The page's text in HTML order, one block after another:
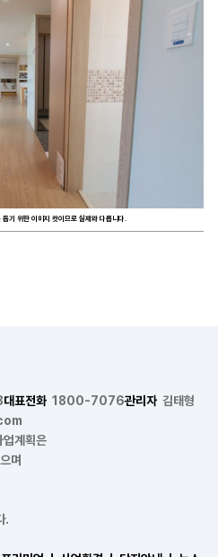
기 위한 이미지 컷이므로 실제와 다릅니다.
대표전화 1800-7076관리자 김태형
업계획은
며
.